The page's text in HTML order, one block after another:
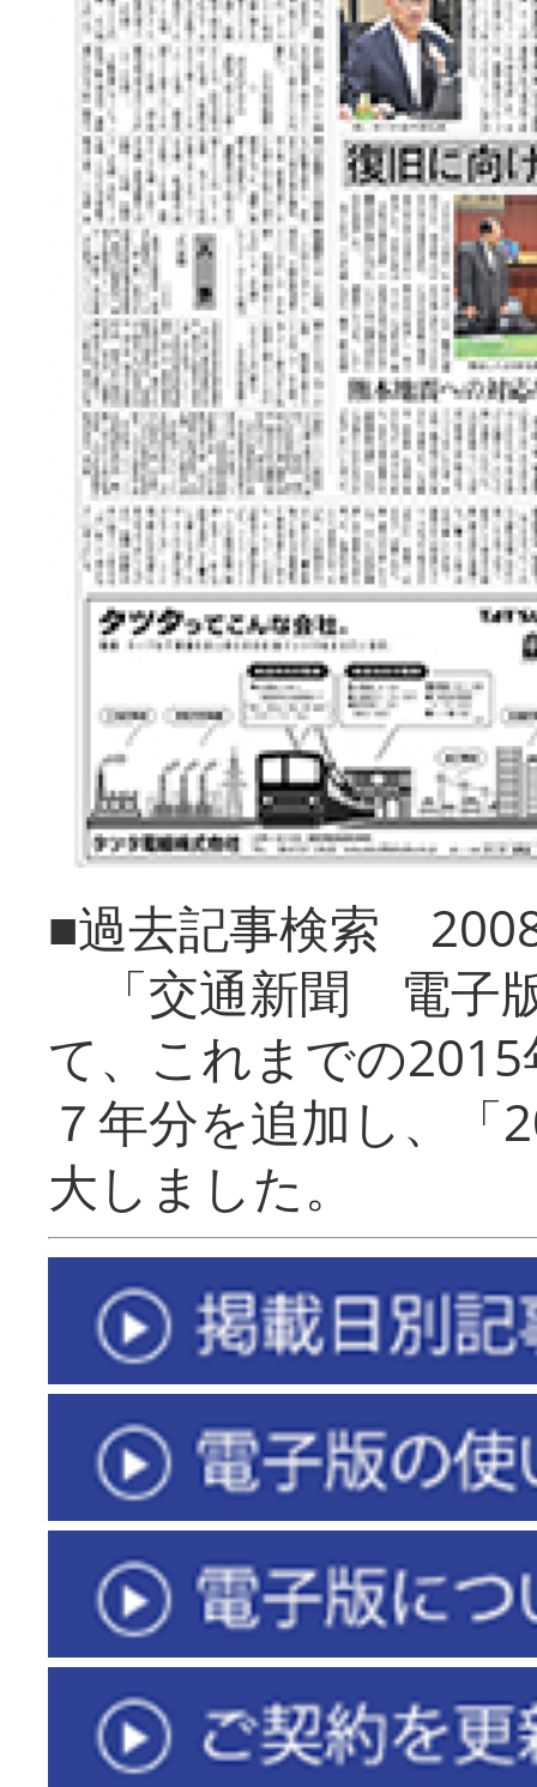
■過去記事検索
「交通新聞 電子
て、これまでの
７年分を追加し、「
大しまし